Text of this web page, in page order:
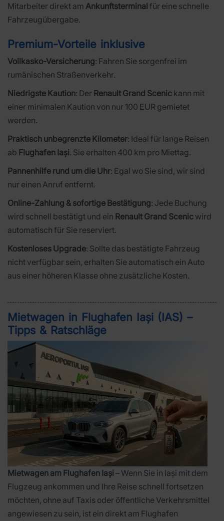
Mitarbeiter direkt am Ankunftsterminal für eine schnelle
Fahrzeugübergabe.
Premium-Vorteile inklusive
Vollkasko-Versicherung: Fahren Sie sorgenfrei im
rumänischen Straßenverkehr.
Niedrigste Kaution: Der Renault Grand Scenic kann mit
einer minimalen Kaution von nur 100 EUR gemietet
werden.
Praktisch unbegrenzte Kilometer: Ideal für lange Reisen
ab Flughafen Iași. Sie erhalten 400 km pro Miettag.
Pannenhilfe rund um die Uhr: Egal wo Sie sind, wir sind
nur einen Anruf entfernt.
Online-Zahlung & sofortige Bestätigung: Jede Buchung
wird schnell bestätigt und ein Renault Grand Scenic wird
automatisch für Sie reserviert.
Kostenloses Upgrade: Sollte das bestätigte Fahrzeug
nicht verfügbar sein, erhalten Sie automatisch ein Auto
aus einer höheren Klasse ohne zusätzliche Kosten.
Mietwagen in Flughafen Iași (IAS) –
Tipps & Ratschläge
Mietwagen am Flughafen Iași – Wenn Sie in Iași mit dem
Flugzeug ankommen und Ihre Reise schnell fortsetzen
möchten, ohne auf Taxis oder öffentliche Verkehrsmittel
angewiesen zu sein, ist ein direkt am Flughafen